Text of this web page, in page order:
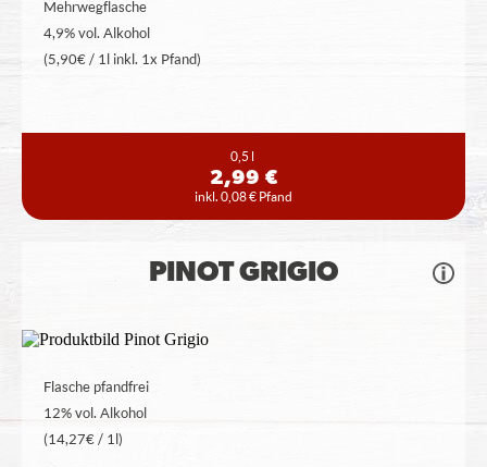
Mehrwegflasche
4,9% vol. Alkohol
(5,90€ / 1l inkl. 1x Pfand)
0,5 l
2,99 €
inkl. 0,08 € Pfand
PINOT GRIGIO
Flasche pfandfrei
12% vol. Alkohol
(14,27€ / 1l)